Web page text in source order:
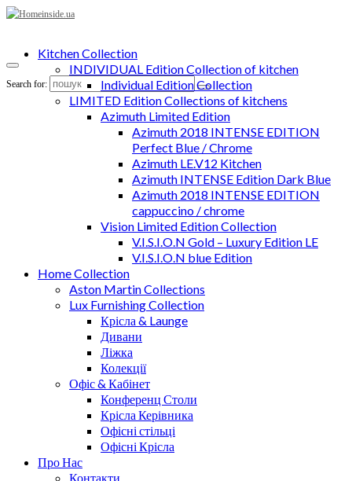
Search for:
Kitchen Collection
INDIVIDUAL Edition Collection of kitchen
Individual Edition Collection
LIMITED Edition Collections of kitchens
Azimuth Limited Edition
Azimuth 2018 INTENSE EDITION
Perfect Blue / Chrome
Azimuth LE.V12 Kitchen
Azimuth INTENSE Edition Dark Blue
Azimuth 2018 INTENSE EDITION
cappuccino / chrome
Vision Limited Edition Collection
V.I.S.I.O.N Gold – Luxury Edition LE
V.I.S.I.O.N blue Edition
Home Collection
Aston Martin Collections
Lux Furnishing Collection
Крісла & Launge
Дивани
Ліжка
Колекції
Офіс & Кабінет
Конференц Столи
Крісла Керівника
Офісні стільці
Офісні Крісла
Про Нас
Контакти